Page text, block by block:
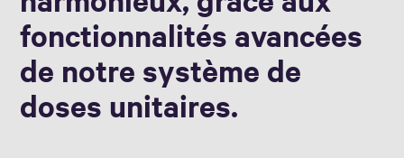
fonctionnalités avancées
de notre système de
doses unitaires.